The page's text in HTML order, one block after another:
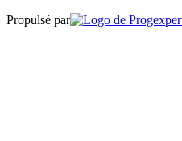
Propulsé par